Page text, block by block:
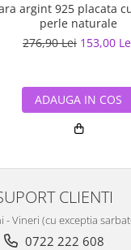
argint 925 placata
perle naturale
276,90 Lei 153,00
ADAUGA IN COS
CLIENTI
- Vineri (cu exceptia
0722 222 608